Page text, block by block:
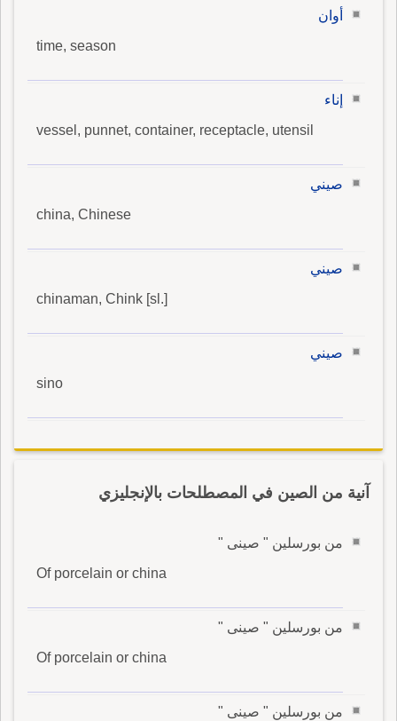
أوان
time, season
إناء
vessel, punnet, container, receptacle, utensil
صيني
china, Chinese
صيني
chinaman, Chink [sl.]
صيني
sino
آنية من الصين في المصطلحات بالإنجليزي
من بورسلين " صينى "
Of porcelain or china
من بورسلين " صينى "
Of porcelain or china
من بورسلين " صينى "